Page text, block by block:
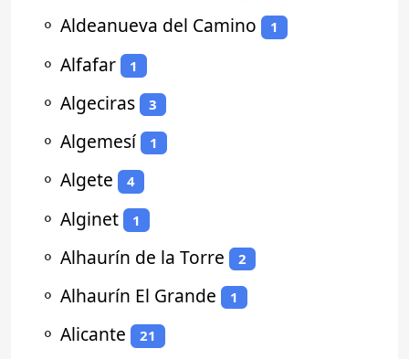
⚬ Aldeanueva del Camino 1
⚬ Alfafar 1
⚬ Algeciras 3
⚬ Algemesí 1
⚬ Algete 4
⚬ Alginet 1
⚬ Alhaurín de la Torre 2
⚬ Alhaurín El Grande 1
⚬ Alicante 21